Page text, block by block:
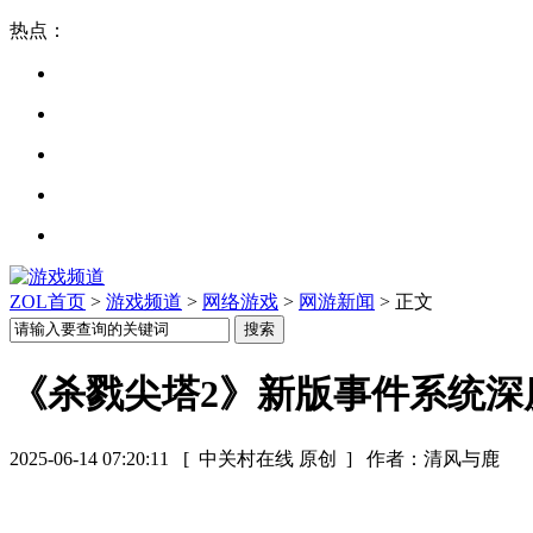
热点：
ZOL首页 > 游戏频道 > 网络游戏 > 网游新闻 > 正文
《杀戮尖塔2》新版事件系统
2025-06-14 07:20:11 [ 中关村在线 原创 ] 作者：清风与鹿